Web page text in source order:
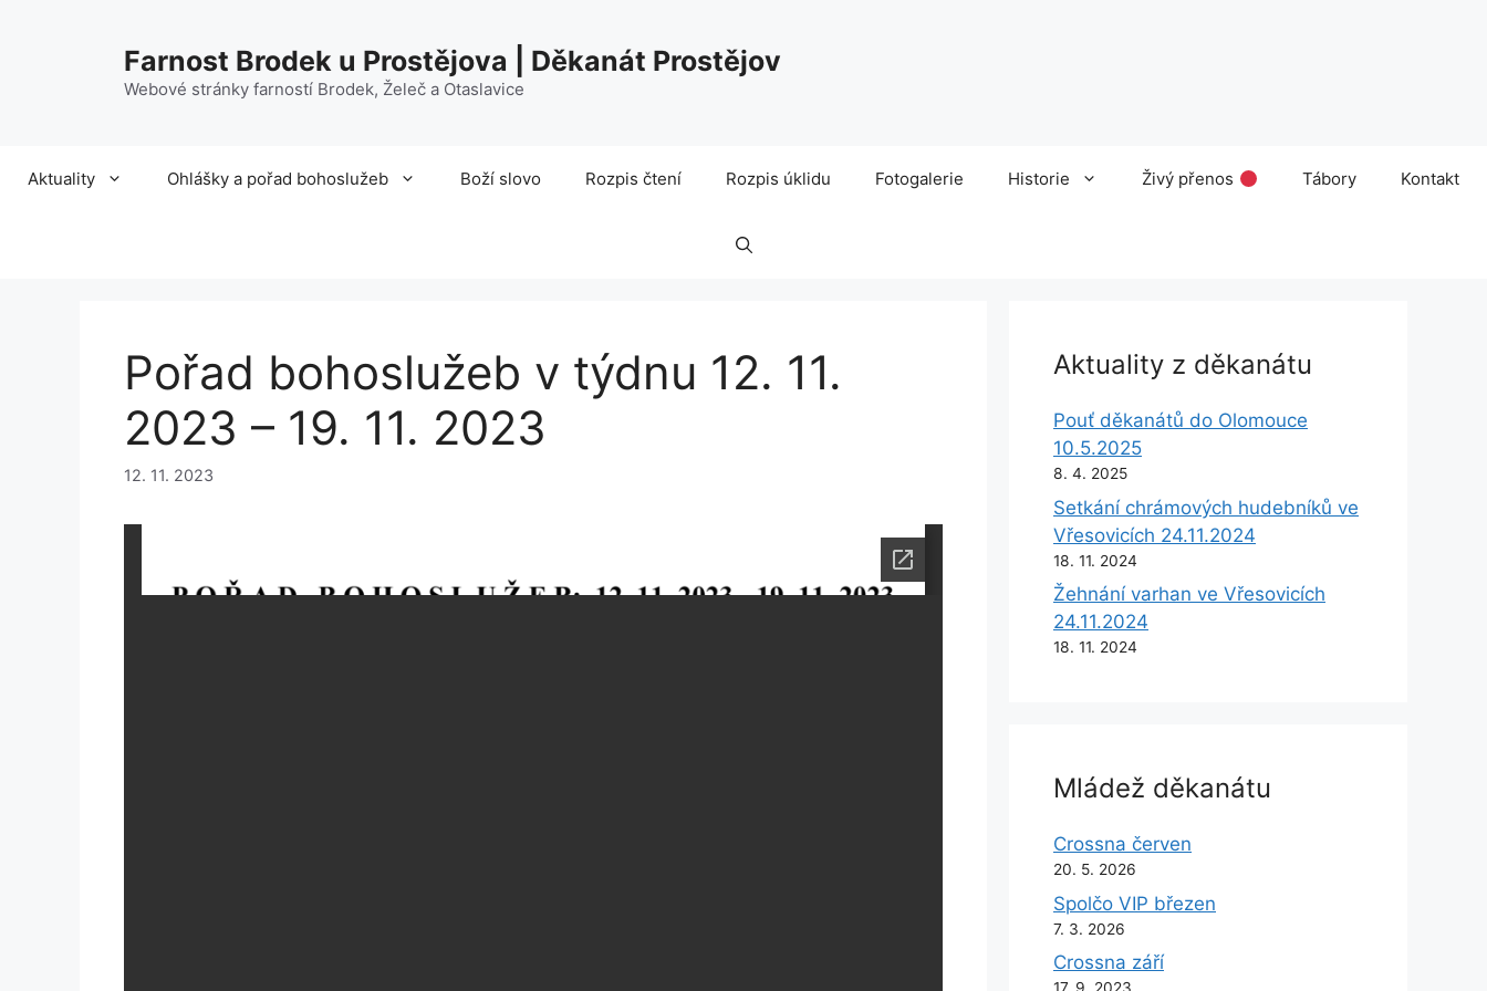
Farnost Brodek u Prostějova | Děkanát Prostějov
Webové stránky farností Brodek, Želeč a Otaslavice
Aktuality Ohlášky a pořad bohoslužeb Boží slovo Rozpis čtení Rozpis úklidu Fotogalerie Historie Živý přenos Tábory Kontakt
Pořad bohoslužeb v týdnu 12. 11.
2023 – 19. 11. 2023
12. 11. 2023
Aktuality z děkanátu
Pouť děkanátů do Olomouce
10.5.2025
8. 4. 2025
Setkání chrámových hudebníků ve
Vřesovicích 24.11.2024
18. 11. 2024
Žehnání varhan ve Vřesovicích
24.11.2024
18. 11. 2024
Mládež děkanátu
Crossna červen
20. 5. 2026
Spolčo VIP březen
7. 3. 2026
Crossna září